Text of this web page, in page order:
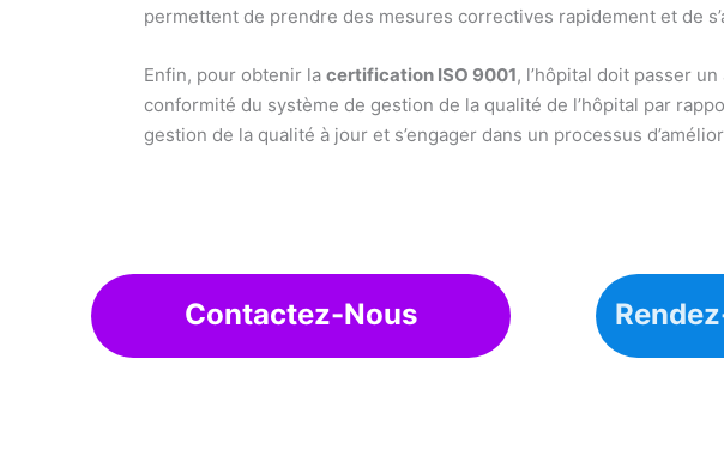
permettent de prendre des mesures correctives rapidement et de
Enfin, pour obtenir lacertification ISO 9001, l’hôpital doit passer
conformité du système de gestion de la qualité de l’hôpital par
gestion de la qualité à jour et s’engager dans un processus
Contactez-Nous